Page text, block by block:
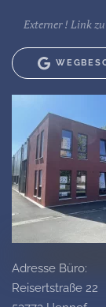
Externer ! Link
Adresse Büro:
Reisertstraße 22